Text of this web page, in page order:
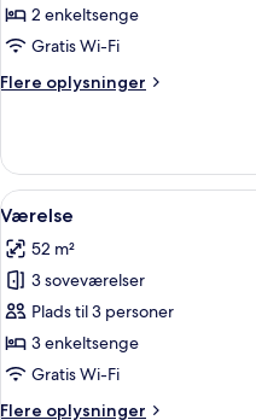
2 enkeltsenge
Gratis Wi-Fi
Flere oplysninger
Flere
Indlæs
alle
billeder
af
Værelse
16
Værelse
52 m²
3 soveværelser
Plads til 3 personer
3 enkeltsenge
Gratis Wi-Fi
Flere oplysninger
Flere